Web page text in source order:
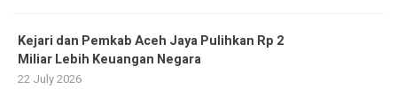
Kejari dan Pemkab Aceh Jaya Pulihkan Rp 2
Miliar Lebih Keuangan Negara
22 July 2026